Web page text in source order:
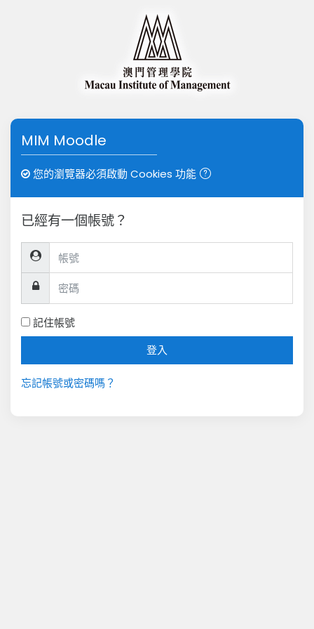
MIM Moodle
您的瀏覽器必須啟動 Cookies 功能
已經有一個帳號？
帳號
密碼
記住帳號
登入
忘記帳號或密碼嗎？